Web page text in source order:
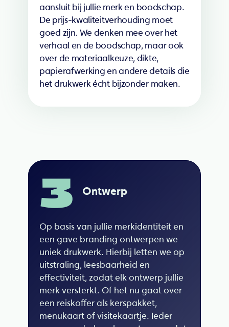
aansluit bij jullie merk en boodschap.
De prijs-kwaliteitverhouding moet
goed zijn. We denken mee over het
verhaal en de boodschap, maar ook
over de materiaalkeuze, dikte,
papierafwerking en andere details die
het drukwerk écht bijzonder maken.
Op basis van jullie merkidentiteit en
een gave branding ontwerpen we
uniek drukwerk. Hierbij letten we op
uitstraling, leesbaarheid en
effectiviteit, zodat elk ontwerp jullie
merk versterkt. Of het nu gaat over
een reiskoffer als kerspakket,
menukaart of visitekaartje. Ieder
Ontwerp
3